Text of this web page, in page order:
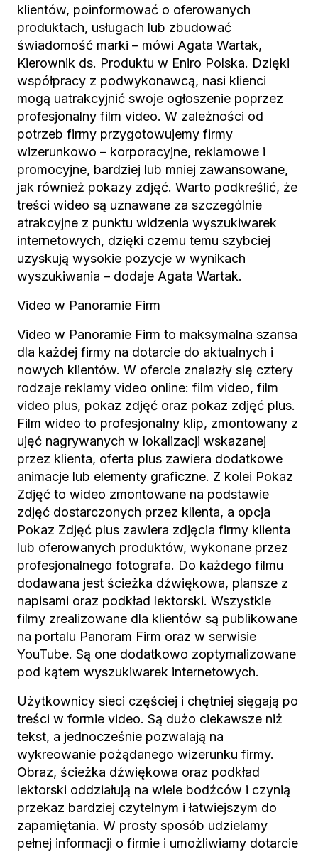
klientów, poinformować o oferowanych
produktach, usługach lub zbudować
świadomość marki – mówi Agata Wartak,
Kierownik ds. Produktu w Eniro Polska. Dzięki
współpracy z podwykonawcą, nasi klienci
mogą uatrakcyjnić swoje ogłoszenie poprzez
profesjonalny film video. W zależności od
potrzeb firmy przygotowujemy firmy
wizerunkowo – korporacyjne, reklamowe i
promocyjne, bardziej lub mniej zawansowane,
jak również pokazy zdjęć. Warto podkreślić, że
treści wideo są uznawane za szczególnie
atrakcyjne z punktu widzenia wyszukiwarek
internetowych, dzięki czemu temu szybciej
uzyskują wysokie pozycje w wynikach
wyszukiwania – dodaje Agata Wartak.
Video w Panoramie Firm
Video w Panoramie Firm to maksymalna szansa
dla każdej firmy na dotarcie do aktualnych i
nowych klientów. W ofercie znalazły się cztery
rodzaje reklamy video online: film video, film
video plus, pokaz zdjęć oraz pokaz zdjęć plus.
Film wideo to profesjonalny klip, zmontowany z
ujęć nagrywanych w lokalizacji wskazanej
przez klienta, oferta plus zawiera dodatkowe
animacje lub elementy graficzne. Z kolei Pokaz
Zdjęć to wideo zmontowane na podstawie
zdjęć dostarczonych przez klienta, a opcja
Pokaz Zdjęć plus zawiera zdjęcia firmy klienta
lub oferowanych produktów, wykonane przez
profesjonalnego fotografa. Do każdego filmu
dodawana jest ścieżka dźwiękowa, plansze z
napisami oraz podkład lektorski. Wszystkie
filmy zrealizowane dla klientów są publikowane
na portalu Panoram Firm oraz w serwisie
YouTube. Są one dodatkowo zoptymalizowane
pod kątem wyszukiwarek internetowych.
Użytkownicy sieci częściej i chętniej sięgają po
treści w formie video. Są dużo ciekawsze niż
tekst, a jednocześnie pozwalają na
wykreowanie pożądanego wizerunku firmy.
Obraz, ścieżka dźwiękowa oraz podkład
lektorski oddziałują na wiele bodźców i czynią
przekaz bardziej czytelnym i łatwiejszym do
zapamiętania. W prosty sposób udzielamy
pełnej informacji o firmie i umożliwiamy dotarcie